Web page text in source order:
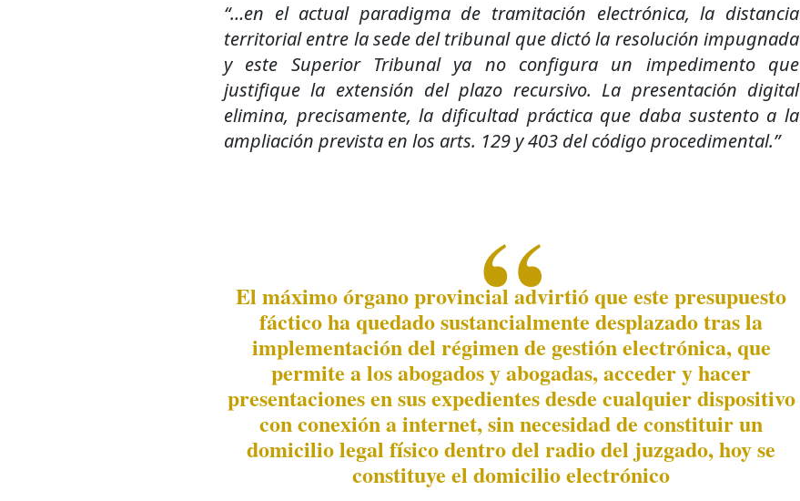
“…en el actual paradigma de tramitación electrónica, la distancia
territorial entre la sede del tribunal que dictó la resolución impugnada
y este Superior Tribunal ya no configura un impedimento que
justifique la extensión del plazo recursivo. La presentación digital
elimina, precisamente, la dificultad práctica que daba sustento a la
ampliación prevista en los arts. 129 y 403 del código procedimental.”
El máximo órgano provincial advirtió que este presupuesto
fáctico ha quedado sustancialmente desplazado tras la
implementación del régimen de gestión electrónica, que
permite a los abogados y abogadas, acceder y hacer
presentaciones en sus expedientes desde cualquier dispositivo
con conexión a internet, sin necesidad de constituir un
domicilio legal físico dentro del radio del juzgado, hoy se
constituye el domicilio electrónico